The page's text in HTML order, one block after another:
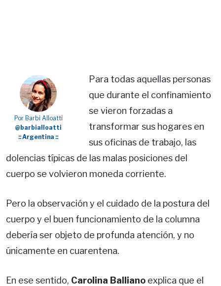
Por Barbi Alloatti
@barbialloatti
:: Argentina ::
Para todas aquellas personas
que durante el confinamiento
se vieron forzadas a
transformar sus hogares en
sus oficinas de trabajo, las
dolencias típicas de las malas posiciones del
cuerpo se volvieron moneda corriente.
Pero la observación y el cuidado de la postura del
cuerpo y el buen funcionamiento de la columna
debería ser objeto de profunda atención, y no
únicamente en cuarentena.
En ese sentido, Carolina Balliano explica que el